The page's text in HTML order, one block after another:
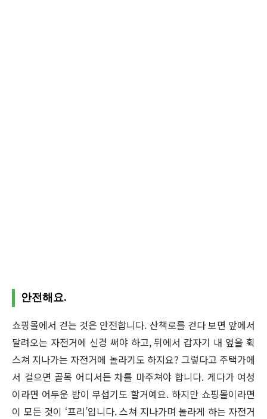
안전해요.
쇼핑몰에서 걷는 것은 안전합니다. 산책로를 걷다 보면 앞에서
달려오는 자전거에 신경 써야 하고, 뒤에서 갑자기 내 옆을 휙
스쳐 지나가는 자전거에 놀라기도 하지요? 그렇다고 주택가에
서 걸으면 골목 어디서든 차를 마주쳐야 합니다. 게다가 여성
이라면 어두운 밤이 무섭기도 할거예요. 하지만 쇼핑몰이라면
이 모든 것이 ‘프리’입니다. 스쳐 지나가며 놀라게 하는 자전거